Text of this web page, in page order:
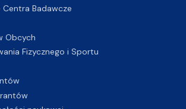
Badawcze
Obcych
Fizycznego i Sportu